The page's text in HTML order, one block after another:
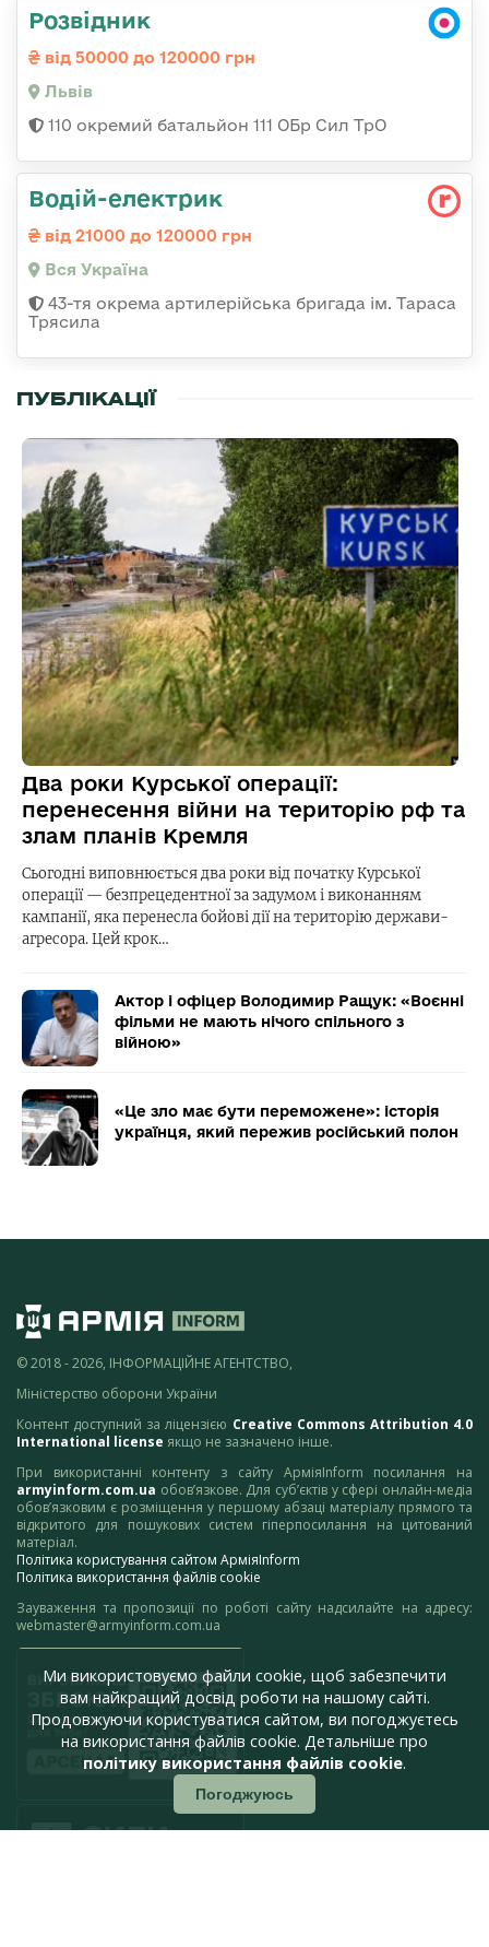
Розвідник
від 50000 до 120000 грн
Львів
110 окремий батальйон 111 ОБр Сил ТрО
Водій-електрик
від 21000 до 120000 грн
Вся Україна
43-тя окрема артилерійська бригада ім. Тараса
Трясила
ПУБЛІКАЦІЇ
Два роки Курської операції:
перенесення війни на територію рф та
злам планів Кремля
Сьогодні виповнюється два роки від початку Курської
операції — безпрецедентної за задумом і виконанням
кампанії, яка перенесла бойові дії на територію держави-
агресора. Цей крок…
Актор і офіцер Володимир Ращук: «Воєнні
фільми не мають нічого спільного з
війною»
«Це зло має бути переможене»: історія
українця, який пережив російський полон
© 2018 - 2026, ІНФОРМАЦІЙНЕ АГЕНТСТВО,
Міністерство оборони України
Контент доступний за ліцензією Creative Commons Attribution 4.0
International license якщо не зазначено інше.
При використанні контенту з сайту АрміяInform посилання на
armyinform.com.ua обов’язкове. Для суб’єктів у сфері онлайн-медіа
обов’язковим є розміщення у першому абзаці матеріалу прямого та
відкритого для пошукових систем гіперпосилання на цитований
матеріал.
Політика користування сайтом АрміяInform
Політика використання файлів cookie
Зауваження та пропозиції по роботі сайту надсилайте на адресу:
webmaster@armyinform.com.ua
Ми використовуємо файли cookie, щоб забезпечити
вам найкращий досвід роботи на нашому сайті.
Продовжуючи користуватися сайтом, ви погоджуєтесь
на використання файлів cookie. Детальніше про
політику використання файлів cookie.
Погоджуюсь